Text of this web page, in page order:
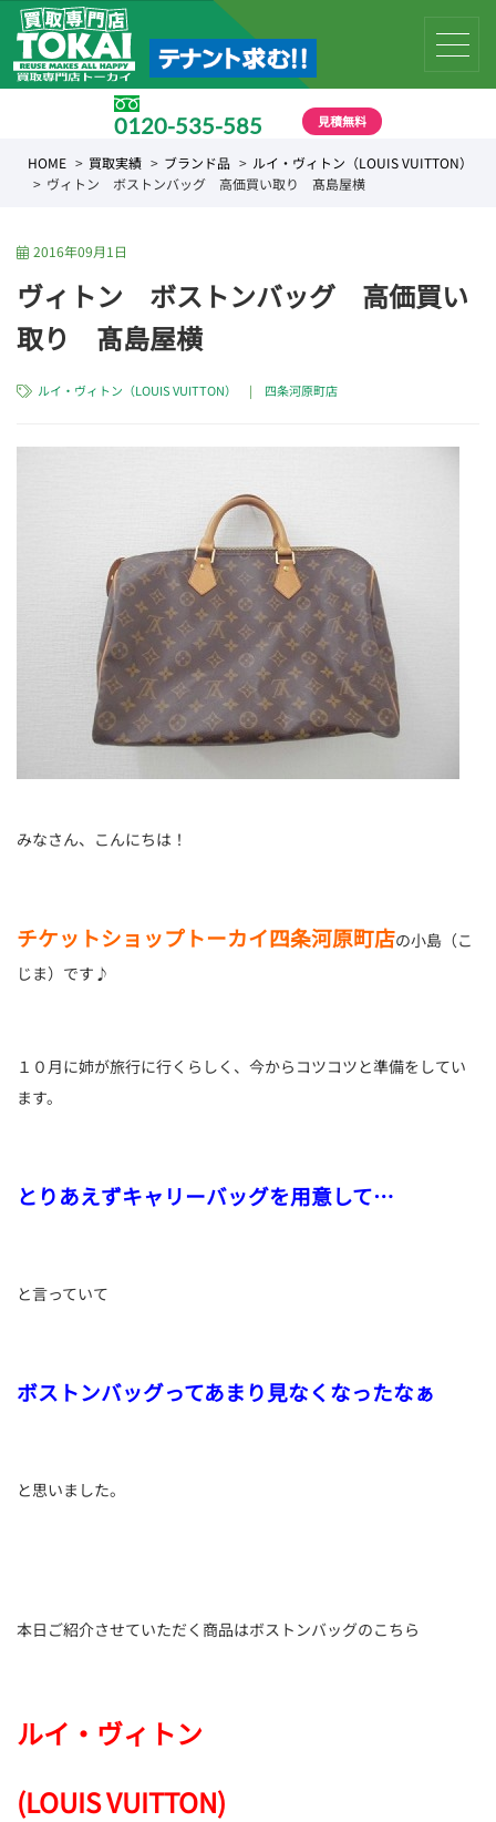
0120-535-585 見積無料
HOME 買取実績 ブランド品
ルイ・ヴィトン（LOUIS VUITTON）
ヴィトン ボストンバッグ 高価買い取り 髙島屋横
2016年09月1日
ヴィトン ボストンバッグ 高価買い
取り 髙島屋横
ルイ・ヴィトン（LOUIS VUITTON） | 四条河原町店
みなさん、こんにちは！
チケットショップトーカイ四条河原町店の小島（こ
じま）です♪
１０月に姉が旅行に行くらしく、今からコツコツと準備をしてい
ます。
とりあえずキャリーバッグを用意して…
と言っていて
ボストンバッグってあまり見なくなったなぁ
と思いました。
本日ご紹介させていただく商品はボストンバッグのこちら
ルイ・ヴィトン
(LOUIS VUITTON)